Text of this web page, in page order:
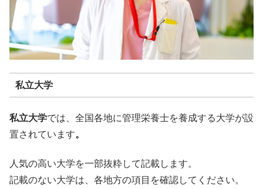
私立大学
私立大学では、全国各地に管理栄養士を養成する大学が設
置されています。
人気の高い大学を一部抜粋して記載します。
記載のない大学は、各地方の項目を確認してください。